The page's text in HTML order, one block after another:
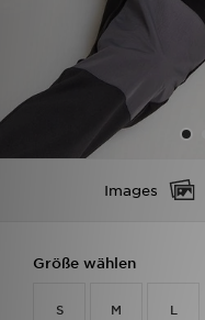
Images
Größe wählen
S M L
Geschenkgutschein
Studenten